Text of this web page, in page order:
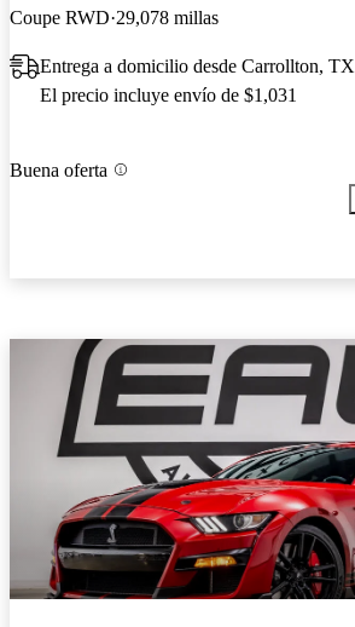
Coupe RWD 29,078 millas
Entrega a domicilio desde Carrollton, TX
El precio incluye envío de $1,031
Buena oferta